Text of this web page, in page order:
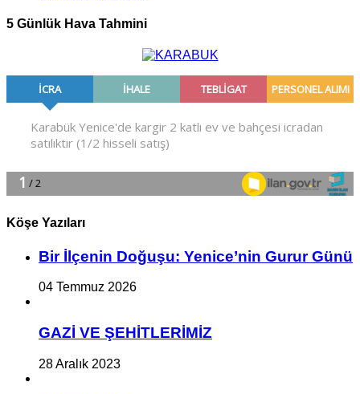
5 Günlük Hava Tahmini
Köşe Yazıları
Bir İlçe­nin Do­ğu­şu: Ye­ni­ce’nin Gurur Günü
04 Temmuz 2026
GAZİ VE ŞEHİTLERİMİZ
28 Aralık 2023